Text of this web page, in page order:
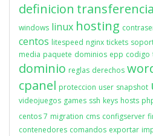
definicion transferencia
windows linux hosting
centos litespeed nginx tickets
media paquete dominios epp codigo
dominio reglas derechos
cpanel proteccion user snapshot
videojuegos games ssh keys hosts
centos 7 migration cms configserver
contenedores comandos exportar